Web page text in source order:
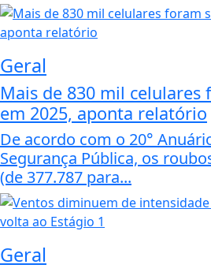
Geral
Mais de 830 mil
em 2025, aponta relatório
De acordo com o 20°
Segurança Pública, os
(de 377.787 para...
Geral